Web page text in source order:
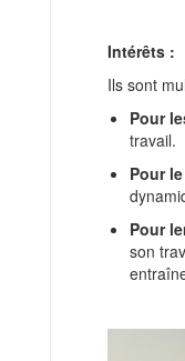
Intérêts :
Ils sont
Pour
travail.
Pour
Pour
son